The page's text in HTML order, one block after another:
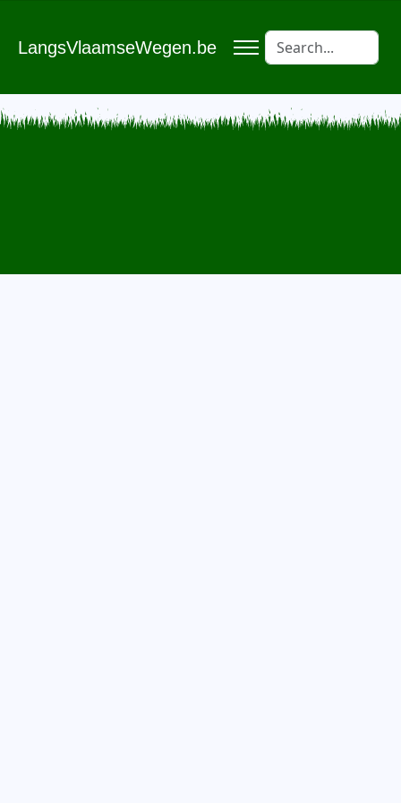
LangsVlaamseWegen.be